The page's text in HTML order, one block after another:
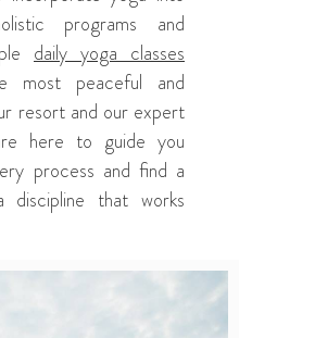
programs and
daily yoga classes
most peaceful and
resort and our expert
here to guide you
process and find a
discipline that works